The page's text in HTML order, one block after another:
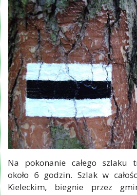
Na pokonanie całego szlaku
około 6 godzin. Szlak w
Kieleckim, biegnie przez